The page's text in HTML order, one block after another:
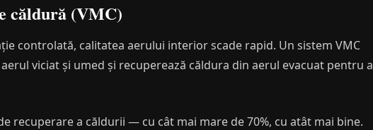
căldură (VMC)
controlată, calitatea aerului interior scade rapid. Un sistem VMC
viciat și umed și recuperează căldura din aerul evacuat pentru a
recuperare a căldurii — cu cât mai mare de 70%, cu atât mai bine.